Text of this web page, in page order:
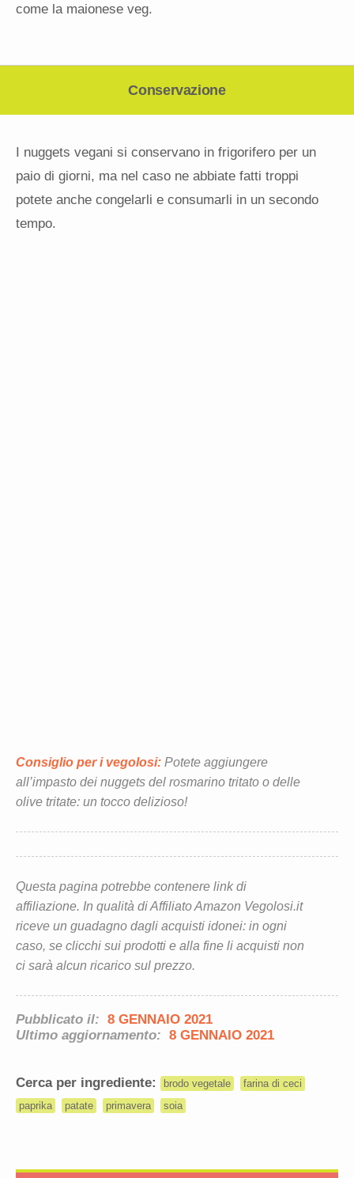
come la maionese veg.
Conservazione
I nuggets vegani si conservano in frigorifero per un
paio di giorni, ma nel caso ne abbiate fatti troppi
potete anche congelarli e consumarli in un secondo
tempo.
Consiglio per i vegolosi: Potete aggiungere
all’impasto dei nuggets del rosmarino tritato o delle
olive tritate: un tocco delizioso!
Questa pagina potrebbe contenere link di
affiliazione. In qualità di Affiliato Amazon Vegolosi.it
riceve un guadagno dagli acquisti idonei: in ogni
caso, se clicchi sui prodotti e alla fine li acquisti non
ci sarà alcun ricarico sul prezzo.
Pubblicato il: 8 GENNAIO 2021
Ultimo aggiornamento: 8 GENNAIO 2021
Cerca per ingrediente: brodo vegetale
farina di ceci
paprika
patate primavera soia